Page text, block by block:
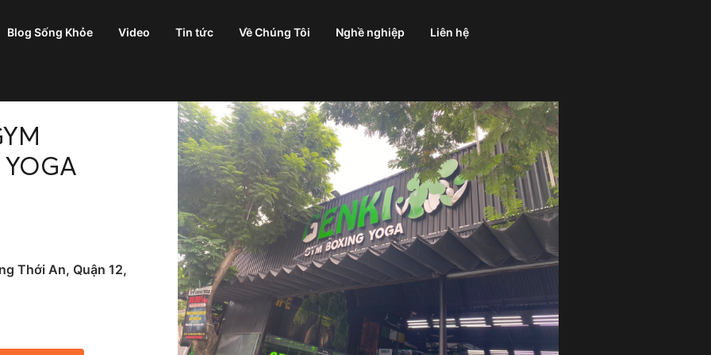
Blog Sống Khỏe Video Tin tức Về Chúng Tôi Nghề nghiệp Liên hệ
Thới An, Quận 12,